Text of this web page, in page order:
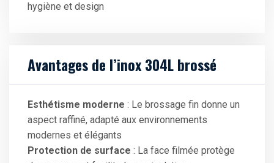
hygiène et design
Avantages de l’inox 304L brossé
Esthétisme moderne : Le brossage fin donne un
aspect raffiné, adapté aux environnements
modernes et élégants
Protection de surface : La face filmée protège